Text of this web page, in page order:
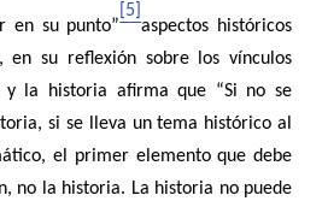
en su punto”
[5]
aspectos históricos
en su reflexión sobre los vínculos
la historia afirma que “Si no se
si se lleva un tema histórico al
el primer elemento que debe
no la historia. La historia no puede